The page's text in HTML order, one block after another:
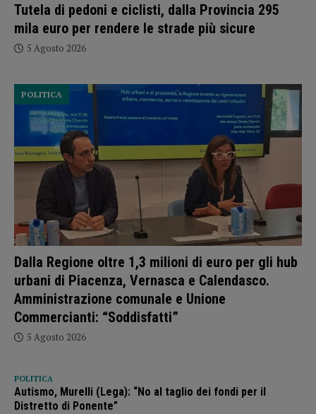
Tutela di pedoni e ciclisti, dalla Provincia 295
mila euro per rendere le strade più sicure
5 Agosto 2026
Dalla Regione oltre 1,3 milioni di euro per gli hub
urbani di Piacenza, Vernasca e Calendasco.
Amministrazione comunale e Unione
Commercianti: “Soddisfatti”
POLITICA
5 Agosto 2026
POLITICA
Autismo, Murelli (Lega): “No al taglio dei fondi per il
Distretto di Ponente”